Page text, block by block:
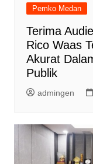
Pemko Medan
Terima
Rico Waas
Akurat
Publik
admingen